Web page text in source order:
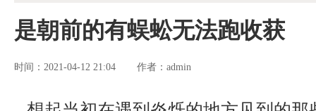
是朝前的有蜈蚣无法跑收获
时间：2021-04-12 21:04 作者： admin